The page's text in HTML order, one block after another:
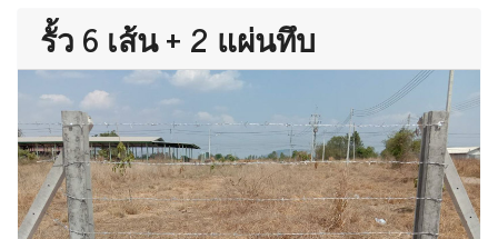
รั้ว 6 เส้น + 2 แผ่นทึบ